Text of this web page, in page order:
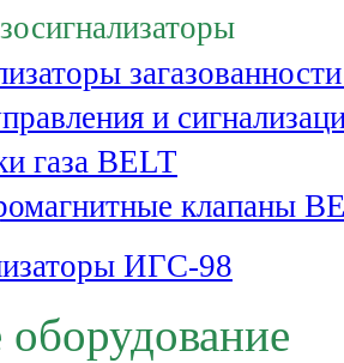
и
газа BELT
клапаны
ИГС-98
оборудование